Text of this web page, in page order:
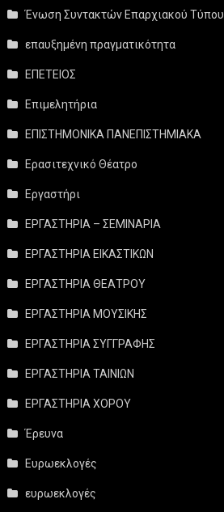
Ένωση Συντακτών Επαρχιακού Τύπου
επαυξημένη πραγματικότητα
ΕΠΕΤΕΙΟΣ
Επιμελητήρια
ΕΠΙΣΤΗΜΟΝΙΚΑ ΠΑΝΕΠΙΣΤΗΜΙΑΚΑ
Ερασιτεχνικό Θέατρο
Εργαστήρι
ΕΡΓΑΣΤΗΡΙΑ – ΣΕΜΙΝΑΡΙΑ
ΕΡΓΑΣΤΗΡΙΑ ΕΙΚΑΣΤΙΚΩΝ
ΕΡΓΑΣΤΗΡΙΑ ΘΕΑΤΡΟΥ
ΕΡΓΑΣΤΗΡΙΑ ΜΟΥΣΙΚΗΣ
ΕΡΓΑΣΤΗΡΙΑ ΣΥΓΓΡΑΦΗΣ
ΕΡΓΑΣΤΗΡΙΑ ΤΑΙΝΙΩΝ
ΕΡΓΑΣΤΗΡΙΑ ΧΟΡΟΥ
Έρευνα
Ευρωεκλογές
ευρωεκλογές